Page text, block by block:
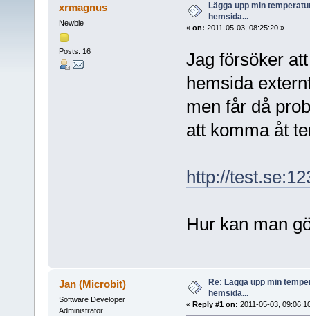
xrmagnus
Newbie
Posts: 16
Lägga upp min
hemsida...
« on: 2011-05-03, 08:25:20 »
Jag försöker
hemsida
men får då
att komma åt
http://
Hur kan man
Jan (Microbit)
Software Developer
Administrator
Re: Lägga upp min
hemsida...
« Reply #1 on: 2011-05-03,